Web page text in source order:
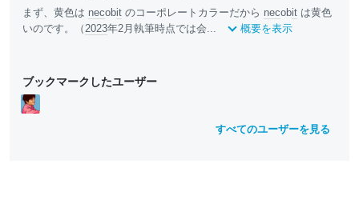
まず、黄色は necobit のコーポレートカラーだから necobit は黄色
いのです。（2023年2月執筆時点では会... 概要を表示
ブックマークしたユーザー
すべてのユーザーを見る